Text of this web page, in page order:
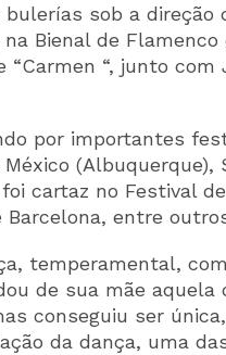
sob a direção
Bienal de
“, junto com
por importantes
(Albuquerque),
cartaz no Festival
​​entre
temperamental,
de sua mãe aquela
conseguiu ser
da dança, uma